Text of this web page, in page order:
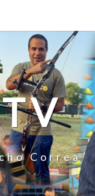
Correa